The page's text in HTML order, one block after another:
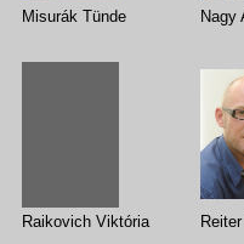
Misurák Tünde Nagy
Raikovich Viktória